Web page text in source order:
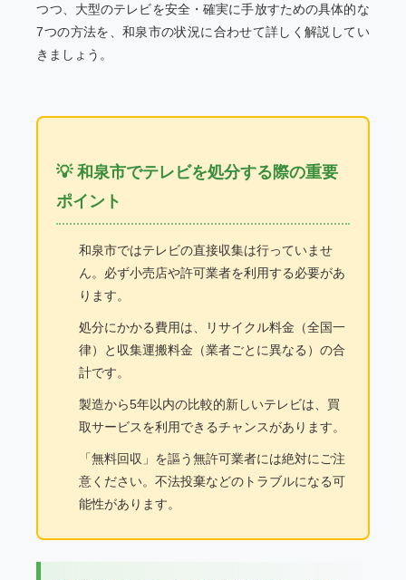
つつ、大型のテレビを安全・確実に手放すための具体的な
7つの方法を、和泉市の状況に合わせて詳しく解説してい
きましょう。
💡 和泉市でテレビを処分する際の重要
ポイント
和泉市ではテレビの直接収集は行っていませ
ん。必ず小売店や許可業者を利用する必要があ
ります。
処分にかかる費用は、リサイクル料金（全国一
律）と収集運搬料金（業者ごとに異なる）の合
計です。
製造から5年以内の比較的新しいテレビは、買
取サービスを利用できるチャンスがあります。
「無料回収」を謳う無許可業者には絶対にご注
意ください。不法投棄などのトラブルになる可
能性があります。